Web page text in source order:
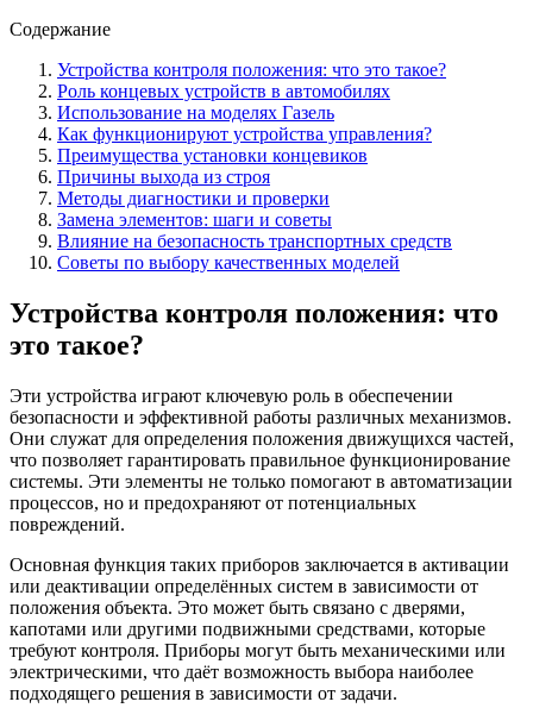
Содержание
Устройства контроля положения: что это такое?
Роль концевых устройств в автомобилях
Использование на моделях Газель
Как функционируют устройства управления?
Преимущества установки концевиков
Причины выхода из строя
Методы диагностики и проверки
Замена элементов: шаги и советы
Влияние на безопасность транспортных средств
Советы по выбору качественных моделей
Устройства контроля положения: что
это такое?
Эти устройства играют ключевую роль в обеспечении
безопасности и эффективной работы различных механизмов.
Они служат для определения положения движущихся частей,
что позволяет гарантировать правильное функционирование
системы. Эти элементы не только помогают в автоматизации
процессов, но и предохраняют от потенциальных
повреждений.
Основная функция таких приборов заключается в активации
или деактивации определённых систем в зависимости от
положения объекта. Это может быть связано с дверями,
капотами или другими подвижными средствами, которые
требуют контроля. Приборы могут быть механическими или
электрическими, что даёт возможность выбора наиболее
подходящего решения в зависимости от задачи.